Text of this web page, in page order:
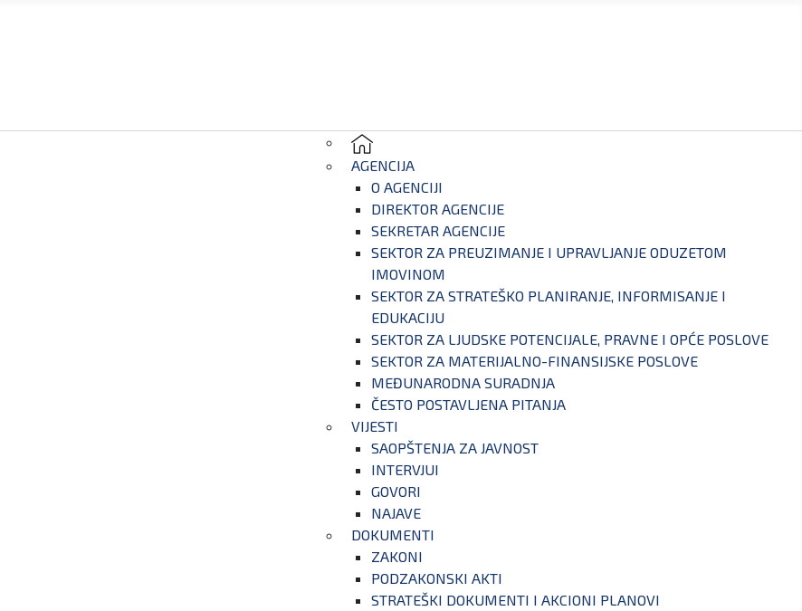
AGENCIJA
O AGENCIJI
DIREKTOR AGENCIJE
SEKRETAR AGENCIJE
SEKTOR ZA PREUZIMANJE I UPRAVLJANJE ODUZETOM
IMOVINOM
SEKTOR ZA STRATEŠKO PLANIRANJE, INFORMISANJE I
EDUKACIJU
SEKTOR ZA LJUDSKE POTENCIJALE, PRAVNE I OPĆE POSLOVE
SEKTOR ZA MATERIJALNO-FINANSIJSKE POSLOVE
MEĐUNARODNA SURADNJA
ČESTO POSTAVLJENA PITANJA
VIJESTI
SAOPŠTENJA ZA JAVNOST
INTERVJUI
GOVORI
NAJAVE
DOKUMENTI
ZAKONI
PODZAKONSKI AKTI
STRATEŠKI DOKUMENTI I AKCIONI PLANOVI